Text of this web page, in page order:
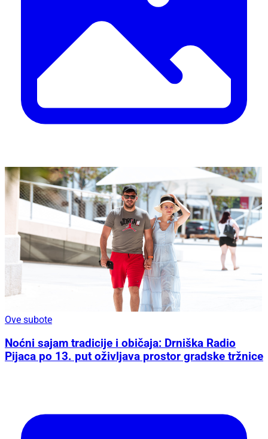
Ove subote
Noćni sajam tradicije i običaja: Drniška Radio
Pijaca po 13. put oživljava prostor gradske tržnice